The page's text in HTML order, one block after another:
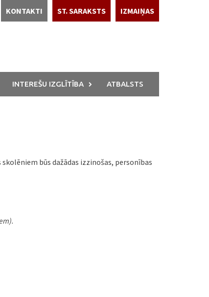
IZMAIŅAS
ST. SARAKSTS
KONTAKTI
INTEREŠU IZGLĪTĪBA ATBALSTS
būs dažādas izzinošas, personības